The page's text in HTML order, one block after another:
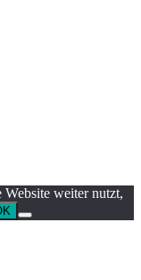
Website weiter nutzt,